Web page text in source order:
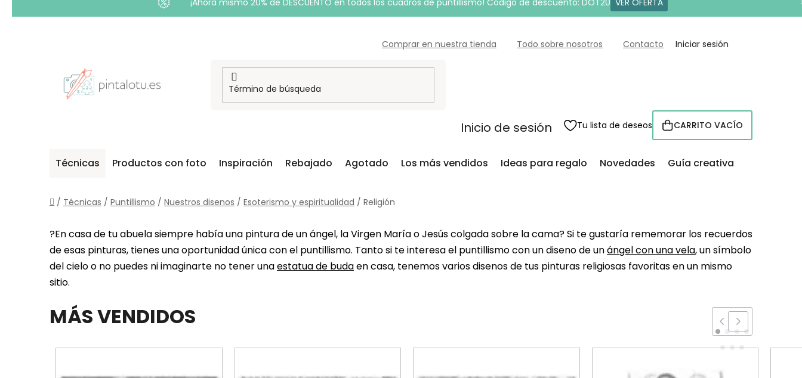
¡Ahora mismo 20% de DESCUENTO en todos los cuadros de puntillismo! Código de descuento: DOT20 VER OFERTA
Comprar en nuestra tienda Todo sobre nosotros Contacto Iniciar sesión
Inicio de sesión Tu lista de deseos CESTA
CARRITO VACÍO
Técnicas Productos con foto Inspiración Rebajado Agotado Los más vendidos Ideas para regalo Novedades Guía creativa
Inicio
/ Técnicas / Puntillismo / Nuestros disenos / Esoterismo y espiritualidad / Religión
?En casa de tu abuela siempre había una pintura de un ángel, la Virgen María o Jesús colgada sobre la cama? Si te gustaría rememorar los recuerdos
de esas pinturas, tienes una oportunidad única con el puntillismo. Tanto si te interesa el puntillismo con un diseno de unángel con una vela, un símbolo
del cielo o no puedes ni imaginarte no tener unaestatua de budaen casa, tenemos varios disenos de tus pinturas religiosas favoritas en un mismo
sitio.
MÁS VENDIDOS